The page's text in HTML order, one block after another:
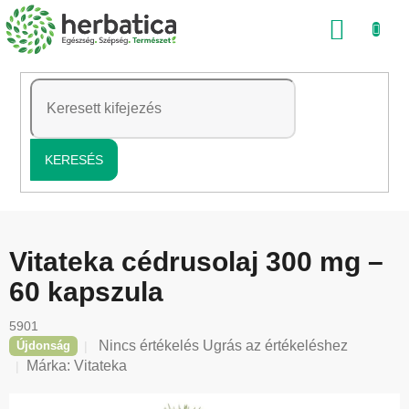
Ugrás
a
tartalomhoz
KERESÉS
Vitateka cédrusolaj 300 mg –
60 kapszula
5901
Újdonság
A
termék
értékelése
Nincs értékelés Ugrás az értékeléshez
Márka: Vitateka